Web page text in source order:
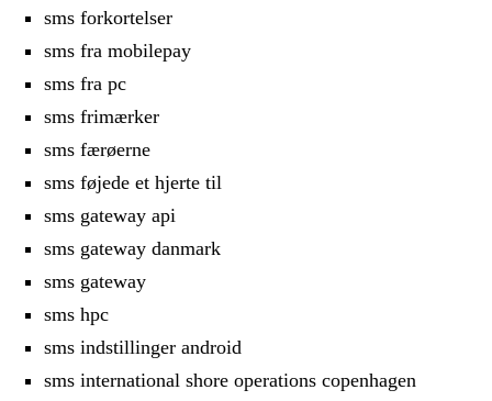
sms forkortelser
sms fra mobilepay
sms fra pc
sms frimærker
sms færøerne
sms føjede et hjerte til
sms gateway api
sms gateway danmark
sms gateway
sms hpc
sms indstillinger android
sms international shore operations copenhagen